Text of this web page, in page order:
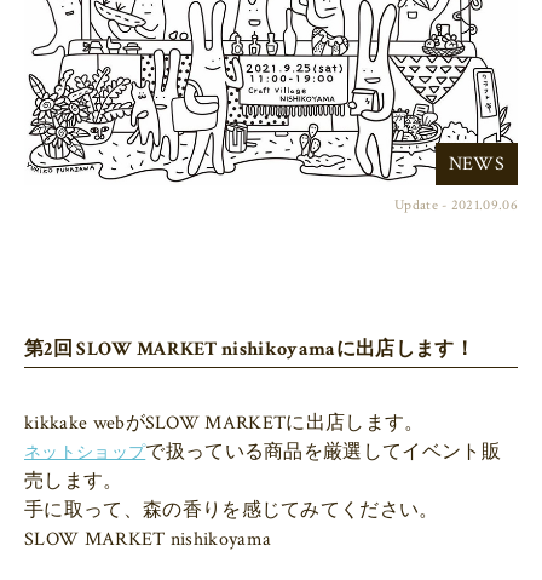
NEWS
Update - 2021.09.06
第2回 SLOW MARKET nishikoyamaに出店します！
ネットショップで扱っている商品を厳選してイベント販
売します。
SLOW MARKET nishikoyama